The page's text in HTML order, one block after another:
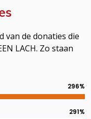
van de donaties die
LACH. Zo staan
296%
291%